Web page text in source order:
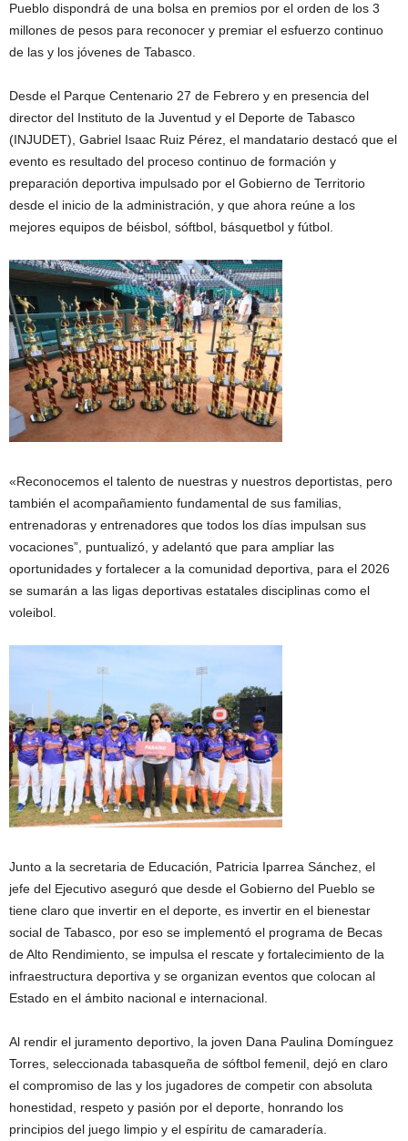
Pueblo dispondrá de una bolsa en premios por el orden de los 3
millones de pesos para reconocer y premiar el esfuerzo continuo
de las y los jóvenes de Tabasco.
Desde el Parque Centenario 27 de Febrero y en presencia del
director del Instituto de la Juventud y el Deporte de Tabasco
(INJUDET), Gabriel Isaac Ruiz Pérez, el mandatario destacó que el
evento es resultado del proceso continuo de formación y
preparación deportiva impulsado por el Gobierno de Territorio
desde el inicio de la administración, y que ahora reúne a los
mejores equipos de béisbol, sóftbol, básquetbol y fútbol.
«Reconocemos el talento de nuestras y nuestros deportistas, pero
también el acompañamiento fundamental de sus familias,
entrenadoras y entrenadores que todos los días impulsan sus
vocaciones”, puntualizó, y adelantó que para ampliar las
oportunidades y fortalecer a la comunidad deportiva, para el 2026
se sumarán a las ligas deportivas estatales disciplinas como el
voleibol.
Junto a la secretaria de Educación, Patricia Iparrea Sánchez, el
jefe del Ejecutivo aseguró que desde el Gobierno del Pueblo se
tiene claro que invertir en el deporte, es invertir en el bienestar
social de Tabasco, por eso se implementó el programa de Becas
de Alto Rendimiento, se impulsa el rescate y fortalecimiento de la
infraestructura deportiva y se organizan eventos que colocan al
Estado en el ámbito nacional e internacional.
Al rendir el juramento deportivo, la joven Dana Paulina Domínguez
Torres, seleccionada tabasqueña de sóftbol femenil, dejó en claro
el compromiso de las y los jugadores de competir con absoluta
honestidad, respeto y pasión por el deporte, honrando los
principios del juego limpio y el espíritu de camaradería.